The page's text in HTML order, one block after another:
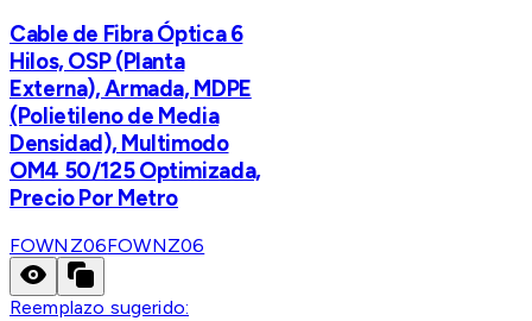
Cable de Fibra Óptica 6
Hilos, OSP (Planta
Externa), Armada, MDPE
(Polietileno de Media
Densidad), Multimodo
OM4 50/125 Optimizada,
Precio Por Metro
FOWNZ06FOWNZ06
Reemplazo sugerido: